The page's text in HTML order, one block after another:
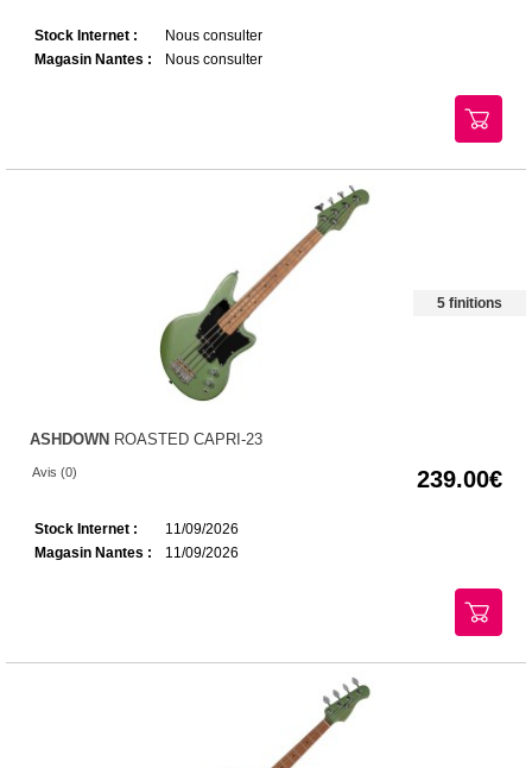
Stock Internet :
Nous consulter
Magasin Nantes :
Nous consulter
5 finitions
ASHDOWN ROASTED CAPRI-23
Avis (0) 239.00
Stock Internet :
11/09/2026
Magasin Nantes :
11/09/2026